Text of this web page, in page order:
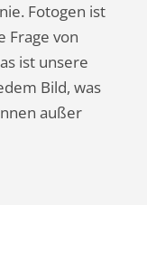
Fotogen ist
Frage von
ist unsere
Bild, was
außer